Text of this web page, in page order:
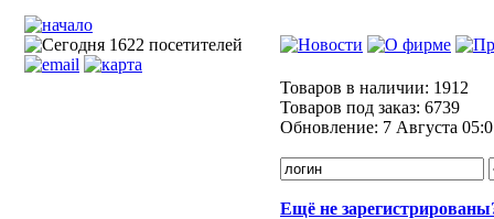
Товаров в наличии: 1912
Товаров под заказ: 6739
Обновление: 7 Августа
Ещё не